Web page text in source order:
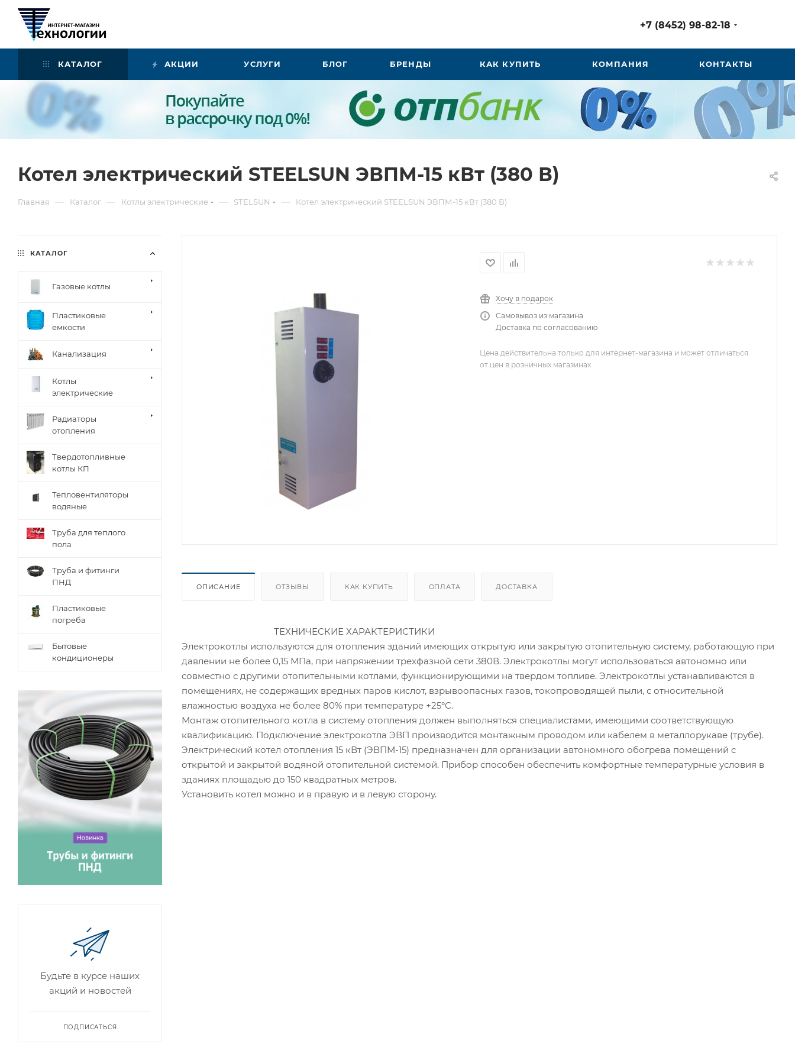
+7 (8452) 98-82-18
КАТАЛОГ АКЦИИ УСЛУГИ БЛОГ БРЕНДЫ КАК КУПИТЬ КОМПАНИЯ КОНТАКТЫ
Котел электрический STEELSUN ЭВПМ-15 кВт (380 В)
Главная — Каталог — Котлы электрические — SТELSUN — Котел электрический STEELSUN ЭВПМ-15 кВт (380 В)
Хочу в подарок
Самовывоз из магазина
Доставка по согласованию
Цена действительна только для интернет-магазина и может отличаться
от цен в розничных магазинах
ОПИСАНИЕ ОТЗЫВЫ КАК КУПИТЬ ОПЛАТА ДОСТАВКА
ТЕХНИЧЕСКИЕ ХАРАКТЕРИСТИКИ
Электрокотлы используются для отопления зданий имеющих открытую или закрытую отопительную систему, работающую при
давлении не более 0,15 МПа, при напряжении трехфазной сети 380В. Электрокотлы могут использоваться автономно или
совместно с другими отопительными котлами, функционирующими на твердом топливе. Электрокотлы устанавливаются в
помещениях, не содержащих вредных паров кислот, взрывоопасных газов, токопроводящей пыли, с относительной
влажностью воздуха не более 80% при температуре +25°С.
Монтаж отопительного котла в систему отопления должен выполняться специалистами, имеющими соответствующую
квалификацию. Подключение электрокотла ЭВП производится монтажным проводом или кабелем в металлорукаве (трубе).
Электрический котел отопления 15 кВт (ЭВПМ-15) предназначен для организации автономного обогрева помещений с
открытой и закрытой водяной отопительной системой. Прибор способен обеспечить комфортные температурные условия в
зданиях площадью до 150 квадратных метров.
Установить котел можно и в правую и в левую сторону.
КАТАЛОГ
Газовые котлы
Пластиковые
емкости
Канализация
Котлы
электрические
Радиаторы
отопления
Твердотопливные
котлы КП
Тепловентиляторы
водяные
Труба для теплого
пола
Труба и фитинги
ПНД
Пластиковые
погреба
Бытовые
кондиционеры
Будьте в курсе наших
акций и новостей
ПОДПИСАТЬСЯ